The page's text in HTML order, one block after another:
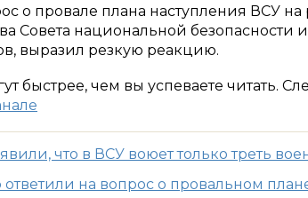
о провале плана наступления ВСУ
Совета национальной безопасности
выразил резкую реакцию.
быстрее, чем вы успеваете читать.
что в ВСУ воюет только треть
ответили на вопрос о провальном